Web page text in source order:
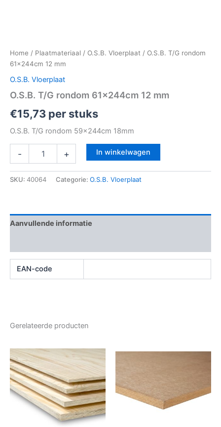
Home / Plaatmateriaal / O.S.B. Vloerplaat / O.S.B. T/G rondom
61x244cm 12 mm
O.S.B. Vloerplaat
O.S.B. T/G rondom 61x244cm 12 mm
€15,73 per stuks
O.S.B. T/G rondom 59x244cm 18mm
- + In winkelwagen
SKU: 40064 Categorie: O.S.B. Vloerplaat
Aanvullende informatie
EAN-code
Gerelateerde producten